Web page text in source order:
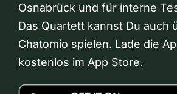
Osnabrück und für interne
Das Quartett kannst Du auch
Chatomio spielen. Lade die
kostenlos im App Store.